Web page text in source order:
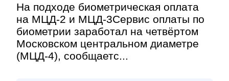
На подходе биометрическая оплата
на МЦД-2 и МЦД-3Сервис оплаты по
биометрии заработал на четвёртом
Московском центральном диаметре
(МЦД-4), сообщаетс...
Контакт»